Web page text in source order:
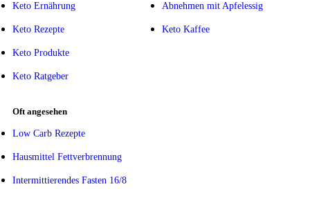
Keto Ernährung
Keto Rezepte
Keto Produkte
Keto Ratgeber
Abnehmen mit Apfelessig
Keto Kaffee
Oft angesehen
Low Carb Rezepte
Hausmittel Fettverbrennung
Intermittierendes Fasten 16/8